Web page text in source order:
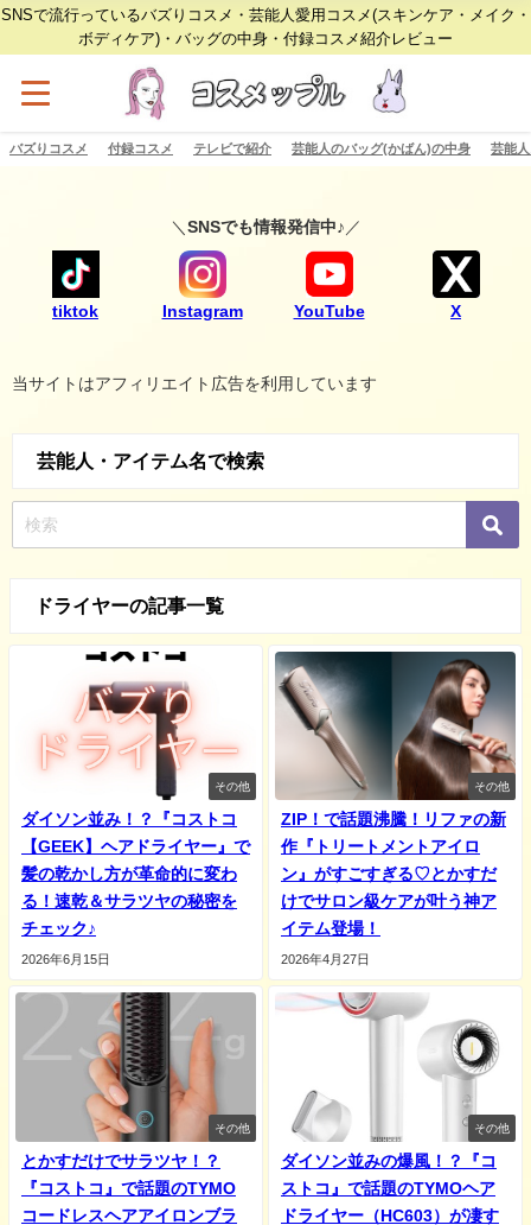
SNSで流行っているバズりコスメ・芸能人愛用コスメ(スキンケア・メイク・
ボディケア)・バッグの中身・付録コスメ紹介レビュー
バズりコスメ 付録コスメ テレビで紹介 芸能人のバッグ(かばん)の中身 芸能
＼ SNSでも情報発信中♪ ／
tiktok Instagram YouTube X
当サイトはアフィリエイト広告を利用しています
芸能人・アイテム名で検索
ドライヤーの記事一覧
その他
ダイソン並み！？『コストコ
【GEEK】ヘアドライヤー』で
髪の乾かし方が革命的に変わ
る！速乾＆サラツヤの秘密を
チェック♪
2026年6月15日
その他
ZIP！で話題沸騰！リファの新
作『トリートメントアイロ
ン』がすごすぎる♡とかすだ
けでサロン級ケアが叶う神ア
イテム登場！
2026年4月27日
その他
とかすだけでサラツヤ！？
『コストコ』で話題のTYMO
コードレスヘアアイロンブラ
その他
ダイソン並みの爆風！？『コ
ストコ』で話題のTYMOヘア
ドライヤー（HC603）が凄す